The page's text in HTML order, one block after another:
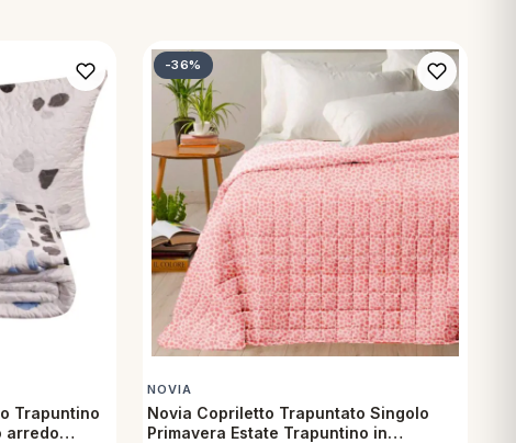
Trapuntino
arredo
-36%
NOVIA
Novia Copriletto Trapuntato Singolo
Primavera Estate Trapuntino in